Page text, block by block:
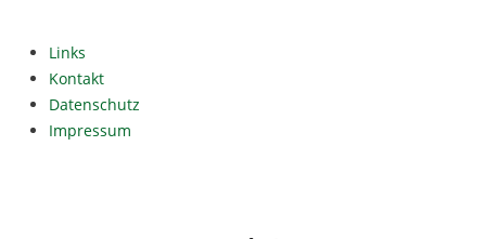
Links
Kontakt
Datenschutz
Impressum